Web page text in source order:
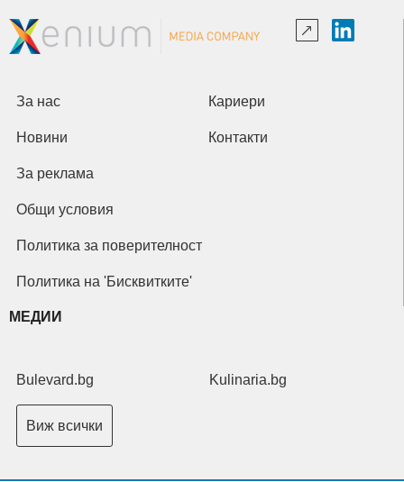
За нас Кариери
Новини Контакти
За реклама
Общи условия
Политика за поверителност
Политика на 'Бисквитките'
МЕДИИ
Bulevard.bg Kulinaria.bg
Виж всички